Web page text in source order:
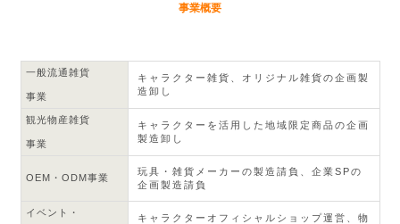
事業概要
一般流通雑貨
事業
キャラクター雑貨、オリジナル雑貨の企画製
造卸し
観光物産雑貨
事業
キャラクターを活用した地域限定商品の企画
製造卸し
OEM・ODM事業
玩具・雑貨メーカーの製造請負、企業SPの
企画製造請負
イベント・
キャラクターオフィシャルショップ運営、物